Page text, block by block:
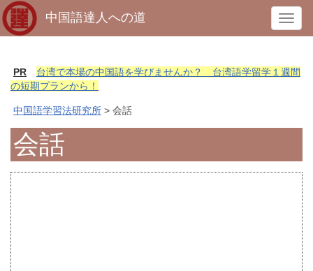
T
o
g
i
中国語達人への道
PR
台湾で本場の中国語を学びませんか？ 台湾語学留学１週間
の短期プランから！
中国語学習法研究所 > 会話
会話